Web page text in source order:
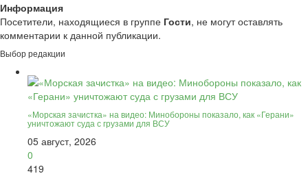
Информация
Посетители, находящиеся в группе Гости, не могут оставлять
комментарии к данной публикации.
Выбор редакции
«Морская зачистка» на видео: Минобороны показало, как «Герани»
уничтожают суда с грузами для ВСУ
05 август, 2026
0
419